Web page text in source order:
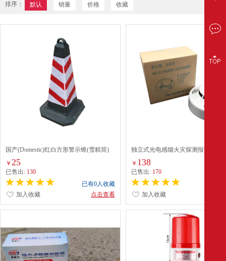
排序： 默认 销量 价格 收藏
国产(Domestic)红白方形警示锥(雪糕筒)
￥ 25
已售出: 130
已有0人收藏
点击查看
加入收藏
独立式光电感烟火灾探测报警器
￥ 138
已售出: 170
加入收藏